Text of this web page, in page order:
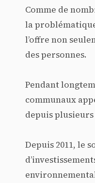
Comme de
la
l’offre non
des personnes.
Pendant
communaux
depuis
Depuis 2011, le